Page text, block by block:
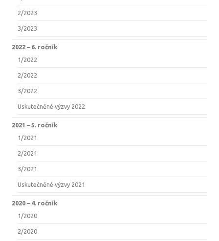
2/2023
3/2023
2022 –⁠ 6. ročník
1/2022
2/2022
3/2022
Uskutečněné výzvy 2022
2021 –⁠ 5. ročník
1/2021
2/2021
3/2021
Uskutečněné výzvy 2021
2020 –⁠ 4. ročník
1/2020
2/2020